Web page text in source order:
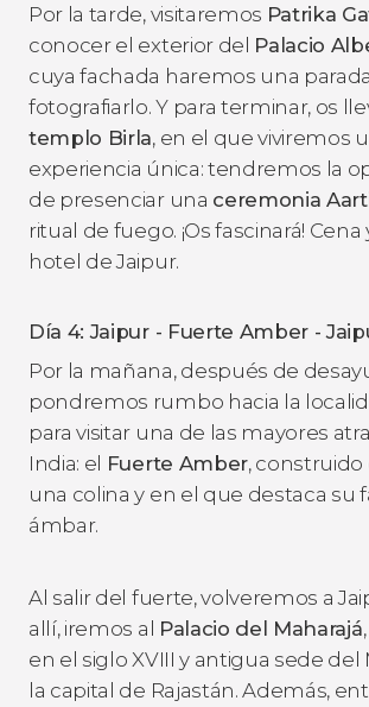
Por la tarde, visitaremos Patrika
conocer el exterior del Palacio
cuya fachada haremos una
fotografiarlo. Y para terminar, os
templo Birla, en el que viviremos
experiencia única: tendremos la
de presenciar una ceremonia
ritual de fuego. ¡Os fascinará!
hotel de Jaipur.
Día 4: Jaipur - Fuerte Amber -
Por la mañana, después de
pondremos rumbo hacia la
para visitar una de las mayores
India: el Fuerte Amber, construido
una colina y en el que destaca su
ámbar.
Al salir del fuerte, volveremos a
allí, iremos al Palacio del Maharajá
en el siglo XVIII y antigua sede del
la capital de Rajastán. Además,